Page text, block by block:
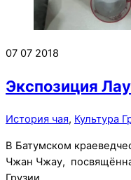
07 07 2018
Экспозиция
История чая, Культура
В Батумском
Чжан Чжау,